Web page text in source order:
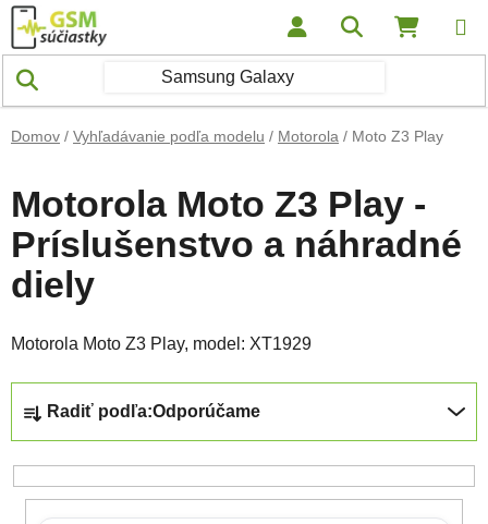
Prejsť na obsah Hľadať
Domov / Vyhľadávanie podľa modelu / Motorola / Moto Z3 Play
Motorola Moto Z3 Play -
Príslušenstvo a náhradné
diely
Motorola Moto Z3 Play, model: XT1929
Radiť podľa:Odporúčame